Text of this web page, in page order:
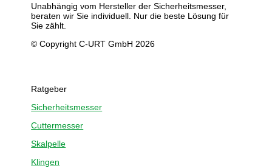
Unabhängig vom Hersteller der Sicherheitsmesser,
beraten wir Sie individuell. Nur die beste Lösung für
Sie zählt.
© Copyright C-URT GmbH 2026
Ratgeber
Sicherheitsmesser
Cuttermesser
Skalpelle
Klingen